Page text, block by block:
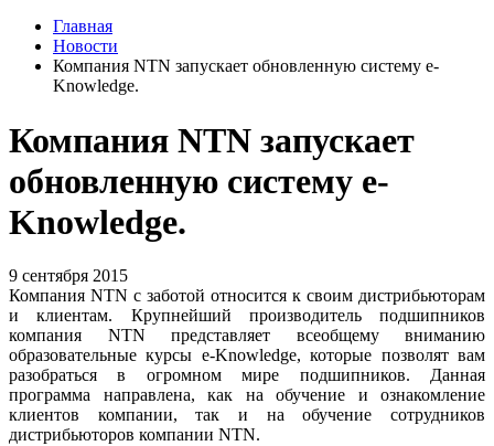
Главная
Новости
Компания NTN запускает обновленную систему e-
Knowledge.
Компания NTN запускает
обновленную систему e-
Knowledge.
9 сентября 2015
Компания NTN с заботой относится к своим дистрибьюторам
и клиентам. Крупнейший производитель подшипников
компания NTN представляет всеобщему вниманию
образовательные курсы e-Knowledge, которые позволят вам
разобраться в огромном мире подшипников. Данная
программа направлена, как на обучение и ознакомление
клиентов компании, так и на обучение сотрудников
дистрибьюторов компании NTN.